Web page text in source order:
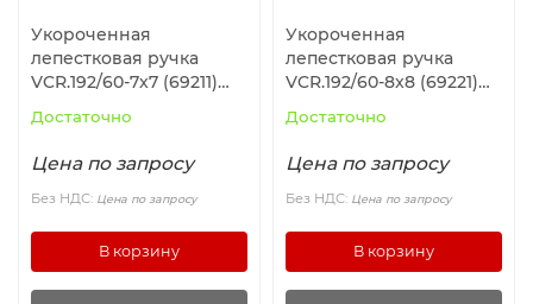
Укороченная
лепестковая ручка
VCR.192/60-7x7 (69211)
Достаточно
Цена по запросу
Без НДС: Цена по запросу
В корзину
Укороченная
лепестковая ручка
VCR.192/60-8x8 (69221)
Достаточно
Цена по запросу
Без НДС: Цена по запросу
В корзину